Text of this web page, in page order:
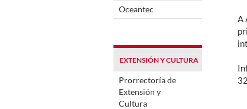
Oceantec
EXTENSIÓN Y CULTURA
Prorrectoría de
Extensión y
Cultura
A